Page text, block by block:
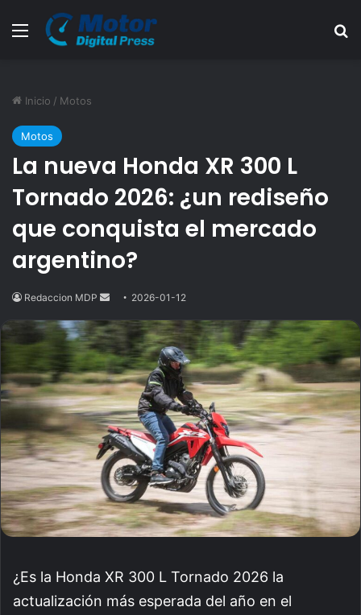
Menú
Inicio / Motos
Motos
La nueva Honda XR 300 L
Tornado 2026: ¿un rediseño
que conquista el mercado
argentino?
Redaccion MDP
Send
email
2026-01-12
¿Es la Honda XR 300 L Tornado 2026 la
actualización más esperada del año en el